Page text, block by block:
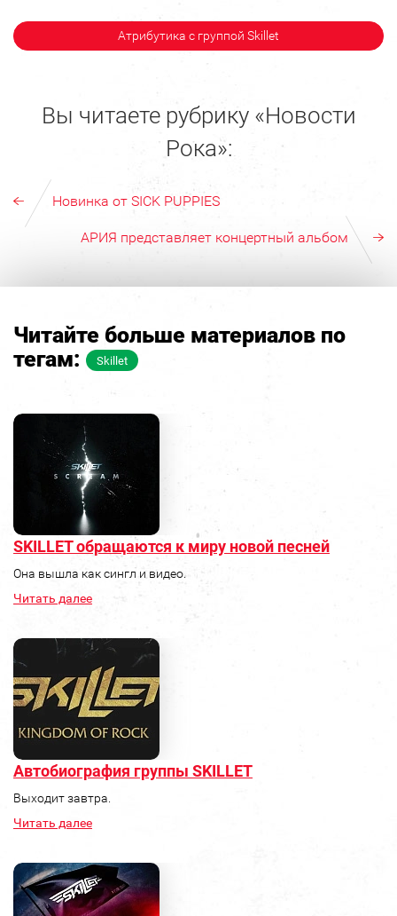
Атрибутика с группой Skillet
Вы читаете рубрику «Новости
Рока»:
Новинка от SICK PUPPIES
АРИЯ представляет концертный альбом
Читайте больше материалов по
тегам:
Skillet
SKILLET обращаются к миру новой песней
Она вышла как сингл и видео.
Читать далее
Автобиография группы SKILLET
Выходит завтра.
Читать далее